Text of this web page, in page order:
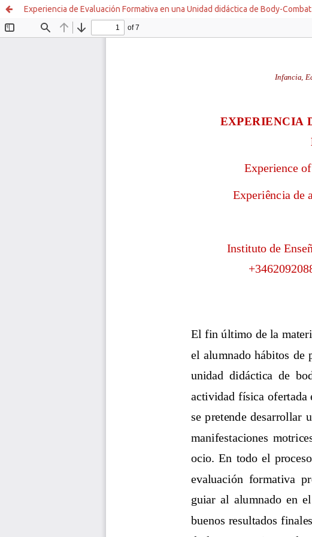
Experiencia de Evaluación Formativa en una Unidad didáctica de Body-Combat